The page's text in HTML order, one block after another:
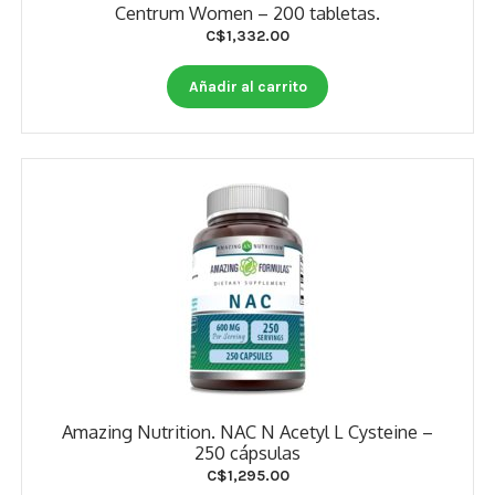
Centrum Women – 200 tabletas.
C$1,332.00
Añadir al carrito
Amazing Nutrition. NAC N Acetyl L Cysteine –
250 cápsulas
C$1,295.00